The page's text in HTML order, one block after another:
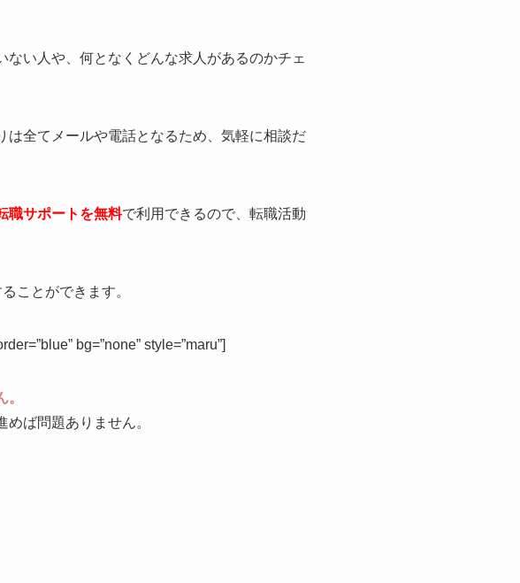
い人や、何となくどんな求人があるのかチェ
は全てメールや電話となるため、気軽に相談だ
職サポートを無料で利用できるので、転職活動
ことができます。
bg=”none” style=”maru”]
ば問題ありません。